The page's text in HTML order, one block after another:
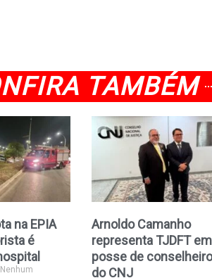
TAMBÉM
na EPIA
é
Nenhum
Arnoldo Camanho
representa TJDFT em
posse de conselheiro
do CNJ